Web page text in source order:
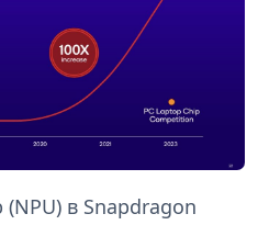
в Snapdragon